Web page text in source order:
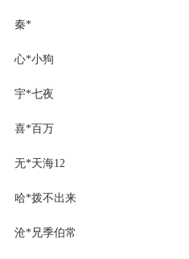
秦*
心*小狗
宇*七夜
喜*百万
无*天海12
哈*拨不出来
沧*兄季伯常